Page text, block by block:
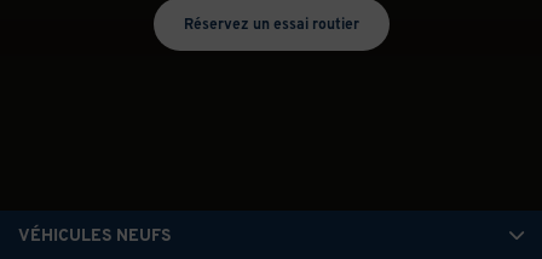
Réservez un essai routier
VÉHICULES NEUFS